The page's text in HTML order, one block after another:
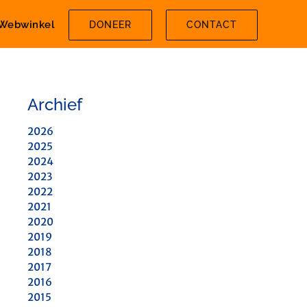
DONEER CONTACT
Archief
2026
2025
2024
2023
2022
2021
2020
2019
2018
2017
2016
2015